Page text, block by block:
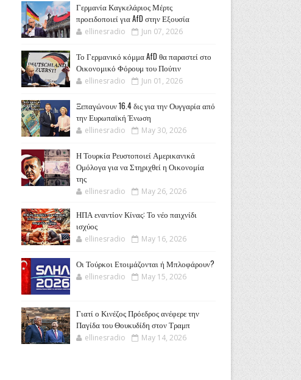
Γερμανία Καγκελάριος Μέρτς
προειδοποιεί για AfD στην Εξουσία
ellinesradio Jun 07, 2026
Το Γερμανικό κόμμα AfD θα παραστεί στο
Οικονομικό Φόρουμ του Πούτιν
ellinesradio Jun 01, 2026
Ξεπαγώνουν 16.4 δις για την Ουγγαρία από
την Ευρωπαϊκή Ένωση
ellinesradio May 30, 2026
Η Τουρκία Ρευστοποιεί Αμερικανικά
Ομόλογα για να Στηριχθεί η Οικονομία
της
ellinesradio May 26, 2026
ΗΠΑ εναντίον Κίνας: Το νέο παιχνίδι
ισχύος
ellinesradio May 16, 2026
Οι Τούρκοι Ετοιμάζονται ή Μπλοφάρουν?
ellinesradio May 15, 2026
Γιατί ο Κινέζος Πρόεδρος ανέφερε την
Παγίδα του Θουκυδίδη στον Τραμπ
ellinesradio May 14, 2026